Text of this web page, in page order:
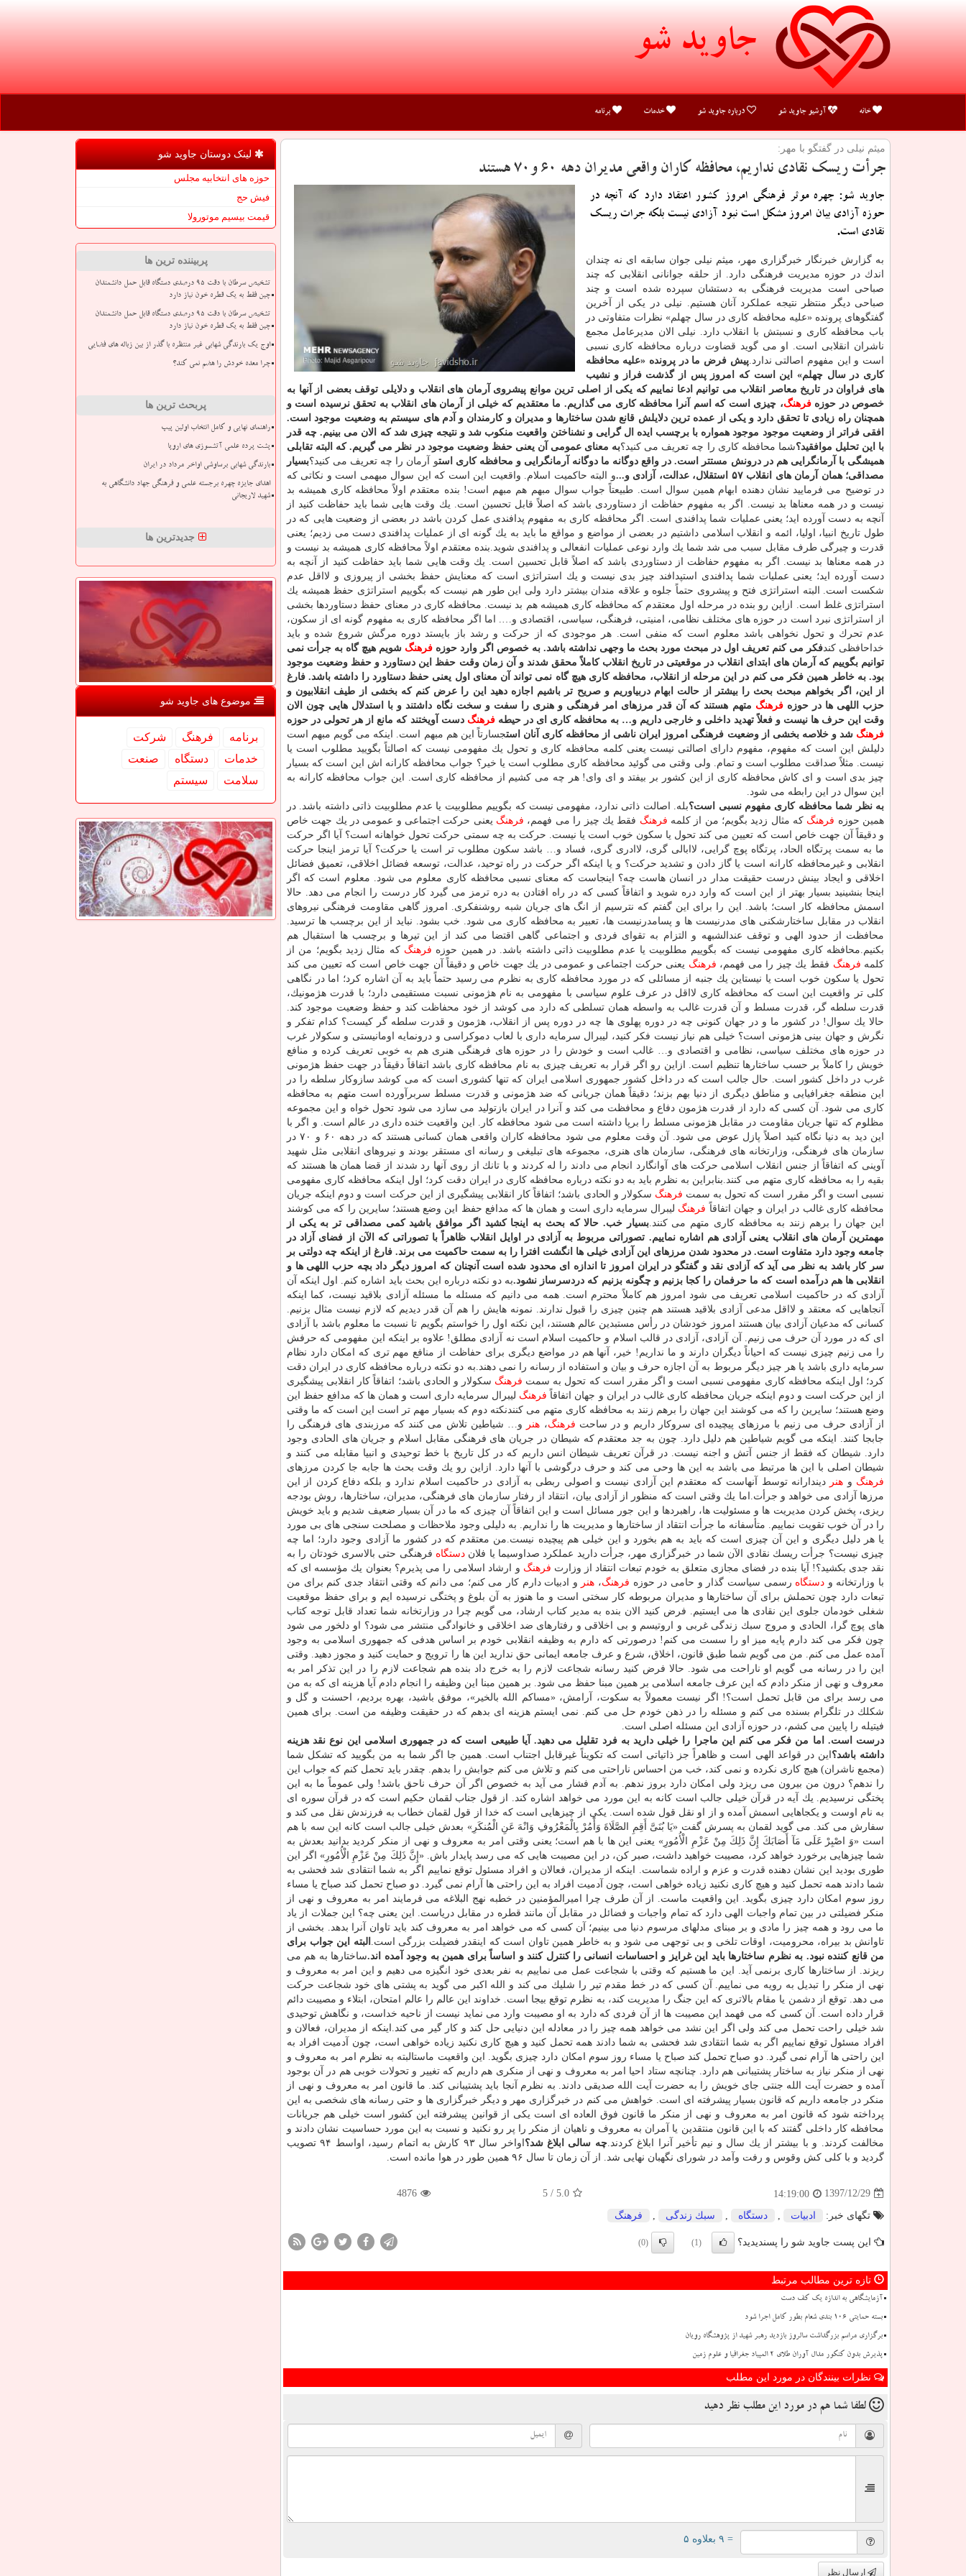
جاوید شو
خانه آرشیو جاوید شو درباره جاوید شو خدمات برنامه
میثم نیلی در گفتگو با مهر:
جرأت ریسك نقادی نداریم، محافظه كاران واقعی مدیران دهه ۶۰ و۷۰ هستند
جاوید شو: چهره موثر فرهنگی امروز كشور اعتقاد دارد كه آنچه در
حوزه آزادی بیان امروز مشكل است نبود آزادی نیست بلكه جرات ریسك
نقادی است.
به گزارش خبرنگار خبرگزاری مهر، میثم نیلی جوان سابقه ای نه چندان
اندك در حوزه مدیریت فرهنگی دارد. از حلقه جوانانی انقلابی كه چند
صباحی است مدیریت فرهنگی به دستشان سپرده شده است و چند
صباحی دیگر منتظر نتیجه عملكرد آنان هستیم. نیلی در یكی از آخرین
گفتگوهای پرونده «علیه محافظه كاری در سال چهلم» نظرات متفاوتی در
باب محافظه كاری و نسبتش با انقلاب دارد. نیلی الان مدیرعامل مجمع
ناشران انقلابی است. او می گوید قضاوت درباره محافظه كاری نسبی
است و این مفهوم اصالتی ندارد.پیش فرض ما در پرونده «علیه محافظه
كاری در سال چهلم» این است كه امروز پس از گذشت فراز و نشیب
های فراوان در تاریخ معاصر انقلاب می توانیم ادعا نماییم كه یكی از اصلی ترین موانع پیشروی آرمان های انقلاب و دلایلی توقف بعضی از آنها به
خصوص در حوزهفرهنگ، چیزی است كه اسم آنرا محافظه كاری می گذاریم. ما معتقدیم كه خیلی از آرمان های انقلاب به تحقق نرسیده است و
همچنان راه زیادی تا تحقق دارد و یكی از عمده ترین دلایلش قانع شدن ساختارها و مدیران و كارمندان و آدم های سیستم به وضعیت موجود است.
افقی فراتر از وضعیت موجود موجود همواره با برچسب ایده ال گرایی و نشناختن واقعیت منكوب شد و نتیجه چیزی شد كه الان می بینیم. چه قدر
با این تحلیل موافقید؟شما محافظه كاری را چه تعریف می كنید؟به معنای عمومی آن یعنی حفظ وضعیت موجود در نظر می گیریم. كه البته تقابلی
همیشگی با آرمانگرایی هم در درونش مستتر است. در واقع دوگانه ما دوگانه آرمانگرایی و محافظه كاری استو آرمان را چه تعریف می كنید؟بسیار
مصداقی؛ همان آرمان های انقلاب ۵۷ استقلال، عدالت، آزادی و...
و البته حاكمیت اسلام. واقعیت این است كه این سوال مبهمی است و نكاتی كه
در توضیح می فرمایید نشان دهنده ابهام همین سوال است. طبیعتاً جواب سوال مبهم هم مبهم است! بنده معتقدم اولاً محافظه كاری همیشه بد
نیست و در همه معناها بد نیست. اگر به مفهوم حفاظت از دستاوردی باشد كه اصلاً قابل تحسین است. یك وقت هایی شما باید حفاظت كنید از
آنچه به دست آورده اید؛ یعنی عملیات شما پدافندی است. اگر محافظه كاری به مفهوم پدافندی عمل كردن باشد در بعضی از وضعیت هایی كه در
طول تاریخ انبیا، اولیا، ائمه و انقلاب اسلامی داشتیم در بعضی از مواضع و مواقع ما باید به یك گونه ای از عملیات پدافندی دست می زدیم؛ یعنی
قدرت و چیرگی طرف مقابل سبب می شد شما یك وارد نوعی عملیات انفعالی و پدافندی شوید.بنده معتقدم اولاً محافظه كاری همیشه بد نیست و
در همه معناها بد نیست. اگر به مفهوم حفاظت از دستاوردی باشد كه اصلاً قابل تحسین است. یك وقت هایی شما باید حفاظت كنید از آنچه به
دست آورده اید؛ یعنی عملیات شما پدافندی استپدافند چیز بدی نیست و یك استراتژی است كه معنایش حفظ بخشی از پیروزی و لااقل عدم
شكست است. البته استراتژی فتح و پیشروی حتماً جلوه و علاقه مندان بیشتر دارد ولی این طور هم نیست كه بگوییم استراتژی حفظ همیشه یك
استراتژی غلط است. ازاین رو بنده در مرحله اول معتقدم كه محافظه كاری همیشه هم بد نیست. محافظه كاری در معنای حفظ دستاوردها بخشی
از استراتژی نبرد است در حوزه های مختلف نظامی، امنیتی، فرهنگی، سیاسی، اقتصادی و…. اما اگر محافظه كاری به مفهوم گونه ای از سكون،
عدم تحرك و تحول نخواهی باشد معلوم است كه منفی است. هر موجودی كه از حركت و رشد باز بایستد دوره مرگش شروع شده و باید
خداحافظی كندفكر می كنم تعریف اول در مبحث مورد بحث ما وجهی نداشته باشد. به خصوص اگر وارد حوزه فرهنگ شویم هیچ گاه به جرأت نمی
توانیم بگوییم كه آرمان های ابتدای انقلاب در موقعیتی در تاریخ انقلاب كاملاً محقق شدند و آن زمان وقت حفظ این دستاورد و حفظ وضعیت موجود
بود. به خاطر همین فكر می كنم در این مرحله از انقلاب، محافظه كاری هیچ گاه نمی تواند آن معنای اول یعنی حفظ دستاورد را داشته باشد. فارغ
از این، اگر بخواهم مبحث بحث را بیشتر از حالت ابهام دربیاوریم و صریح تر باشیم اجازه دهید این را عرض كنم كه بخشی از طیف انقلابیون و
حزب اللهی ها در حوزهفرهنگ متهم هستند كه آن قدر مرزهای امر فرهنگی و هنری را سفت و سخت نگاه داشتند و با استدلال هایی چون الان
وقت این حرف ها نیست و فعلاً تهدید داخلی و خارجی داریم و… به محافظه كاری ای در حیطهفرهنگ دست آویختند كه مانع از هر تحولی در حوزه
فرهنگ شد و خلاصه بخشی از وضعیت فرهنگی امروز ایران ناشی از محافظه كاری آنان استجسارتاً این هم مبهم است. اینكه می گویم مبهم است
دلیلش این است كه مفهوم، مفهوم دارای اصالتی نیست یعنی كلمه محافظه كاری و تحول یك مفهومی نیست كه اصالتاً بگویید مطلوب است یا
نیست. مثلاً صداقت مطلوب است و تمام. ولی وقتی می گوئید محافظه كاری مطلوب است یا خیر؟ جواب محافظه‎ كارانه اش این است كه بسیار
چیز بدی است و ای كاش محافظه كاری از این كشور بر بیفتد و ای وای! هر چه می كشیم از محافظه كاری است. این جواب محافظه كارانه به
این سوال در این رابطه می شود.
به نظر شما محافظه كاری مفهوم نسبی است؟بله. اصالت ذاتی ندارد، مفهومی نیست كه بگوییم مطلوبیت یا عدم مطلوبیت ذاتی داشته باشد. در
همین حوزه فرهنگ كه مثال زدید بگویم؛ من از كلمه فرهنگ فقط یك چیز را می فهمم، فرهنگ یعنی حركت اجتماعی و عمومی در یك جهت خاص
و دقیقاً آن جهت خاص است كه تعیین می كند تحول یا سكون خوب است یا نیست. حركت به چه سمتی حركت تحول خواهانه است؟ آیا اگر حركت
ما به سمت پرتگاه الحاد، پرتگاه پوچ گرایی، لاابالی گری، لاادری گری، فساد و… باشد سكون مطلوب تر است یا حركت؟ آیا ترمز اینجا حركت
انقلابی و غیرمحافظه كارانه است یا گاز دادن و تشدید حركت؟ و یا اینكه اگر حركت در راه توحید، عدالت، توسعه فضائل اخلاقی، تعمیق فضائل
اخلاقی و ایجاد بینش درست حقیقت مدار در انسان هاست چه؟ اینجاست كه معنای نسبی محافظه كاری معلوم می شود. معلوم است كه اگر
اینجا بنشینید بسیار بهتر از این است كه وارد دره شوید و اتفاقاً كسی كه در راه افتادن به دره ترمز می گیرد كار درست را انجام می دهد. حالا
اسمش محافظه كار است؛ باشد. این را برای این گفتم كه نترسیم از انگ های جریان شبه روشنفكری. امروز گاهی مقاومت فرهنگی نیروهای
انقلاب در مقابل ساختارشكنی های مدرنیست ها و پسامدرنیست ها، تعبیر به محافظه كاری می شود. خب بشود. نباید از این برچسب ها ترسید.
محافظت از حدود الهی و توقف عندالشبهه و التزام به تقوای فردی و اجتماعی گاهی اقتضا می كند از این تیرها و برچسب ها استقبال هم
بكنیم.محافظه كاری مفهومی نیست كه بگوییم مطلوبیت یا عدم مطلوبیت ذاتی داشته باشد. در همین حوزه فرهنگ كه مثال زدید بگویم؛ من از
كلمه فرهنگ فقط یك چیز را می فهمم، فرهنگ یعنی حركت اجتماعی و عمومی در یك جهت خاص و دقیقاً آن جهت خاص است كه تعیین می كند
تحول یا سكون خوب است یا نیستاین یك جنبه از مسائلی كه در مورد محافظه كاری به نظرم می رسید حتماً باید به آن اشاره كرد؛ اما در نگاهی
كلی تر واقعیت این است كه محافظه كاری لااقل در عرف علوم سیاسی با مفهومی به نام هژمونی نسبت مستقیمی دارد؛ با قدرت هژمونیك،
قدرت سلطه گر، قدرت مسلط و آن قدرت غالب به واسطه همان تسلطی كه دارد می كوشد از خود محفاظت كند و حفظ وضعیت موجود كند.
حالا یك سوال! در كشور ما و در جهان كنونی چه در دوره پهلوی ها چه در دوره پس از انقلاب، هژمون و قدرت سلطه گر كیست؟ كدام تفكر و
نگرش و جهان بینی هژمونی است؟ خیلی هم نیاز نیست فكر كنید، لیبرال سرمایه داری با لعاب دموكراسی و درونمایه اومانیستی و سكولار غرب
در حوزه های مختلف سیاسی، نظامی و اقتصادی و… غالب است و خودش را در حوزه های فرهنگی هنری هم به خوبی تعریف كرده و منافع
خویش را كاملاً بر حسب ساختارها تنظیم است. ازاین رو اگر قرار به تعریف چیزی به نام محافظه كاری باشد اتفاقاً دقیقاً در جهت حفظ هژمونی
غرب در داخل كشور است. حال جالب است كه در داخل كشور جمهوری اسلامی ایران كه تنها كشوری است كه می كوشد سازوكار سلطه را در
این منطقه جغرافیایی و مناطق دیگری از دنیا بهم بزند؛ دقیقاً همان جریانی كه ضد هژمونی و قدرت مسلط سربرآورده است متهم به محافظه
كاری می شود. آن كسی كه دارد از قدرت هژمون دفاع و محافظت می كند و آنرا در ایران بازتولید می سازد می شود تحول خواه و این مجموعه
مظلوم كه تنها جریان مقاومت در مقابل هژمونی مسلط را برپا داشته است می شود محافظه كار. این واقعیت خنده داری در عالم است. و اگر با
این دید به دنیا نگاه كنید اصلاً پازل عوض می شود. آن وقت معلوم می شود محافظه كاران واقعی همان كسانی هستند كه در دهه ۶۰ و ۷۰ در
سازمان های فرهنگی، وزارتخانه های فرهنگی، سازمان های هنری، مجموعه های تبلیغی و رسانه ای مستقر بودند و نیروهای انقلابی مثل شهید
آوینی كه اتفاقاً از جنس انقلاب اسلامی حركت های آوانگارد انجام می دادند را له كردند و با تانك از روی آنها رد شدند از قضا همان ها هستند كه
بقیه را به محافظه كاری متهم می كنند.بنابراین به نظرم باید به دو نكته درباره محافظه كاری در ایران دقت كرد؛ اول اینكه محافظه كاری مفهومی
نسبی است و اگر مقرر است كه تحول به سمت فرهنگ سكولار و الحادی باشد؛ اتفاقاً كار انقلابی پیشگیری از این حركت است و دوم اینكه جریان
محافظه كاری غالب در ایران و جهان اتفاقاً فرهنگ لیبرال سرمایه داری است و همان ها كه مدافع حفظ این وضع هستند؛ سایرین را كه می كوشند
این جهان را برهم زنند به محافظه كاری متهم می كنند.بسیار خب. حالا كه بحث به اینجا كشید اگر موافق باشید كمی مصداقی تر به یكی از
مهمترین آرمان های انقلاب یعنی آزادی هم اشاره نماییم. تصوراتی مربوط به آزادی در اوایل انقلاب ظاهراً با تصوراتی كه الآن از فضای آزاد در
جامعه وجود دارد متفاوت است. در محدود شدن مرزهای این آزادی خیلی ها انگشت افترا را به سمت حاكمیت می برند. فارغ از اینكه چه دولتی بر
سر كار باشد به نظر می آید كه آزادی نقد و گفتگو در ایران امروز تا اندازه ای محدود شده است آنچنان كه امروز دیگر داد بچه حزب اللهی ها و
انقلابی ها هم درآمده است كه ما حرفمان را كجا بزنیم و چگونه بزنیم كه دردسرساز نشود.به دو نكته درباره این بحث باید اشاره كنم. اول اینكه آن
آزادی كه در حاكمیت اسلامی تعریف می شود امروز هم كاملاً محترم است. همه می دانیم كه مسئله ما مسئله آزادی بلاقید نیست، كما اینكه
آنجاهایی كه معتقد و لااقل مدعی آزادی بلاقید هستند هم چنین چیزی را قبول ندارند. نمونه هایش را هم آن قدر دیدیم كه لازم نیست مثال بزنیم.
كسانی كه مدعیان آزادی بیان هستند امروز خودشان در رأس مستبدین عالم هستند، این نكته اول را خواستم بگویم تا نسبت ما معلوم باشد با آزادی
ای كه در مورد آن حرف می زنیم. آن آزادی، آزادی در قالب اسلام و حاكمیت اسلام است نه آزادی مطلق! علاوه بر اینكه این مفهومی كه حرفش
را می زنیم چیزی نیست كه احیاناً دیگران دارند و ما نداریم! خیر، آنها هم در مواضع دیگری برای حفاظت از منافع مهم تری كه امكان دارد نظام
سرمایه داری باشد یا هر چیز دیگر مربوط به آن اجازه حرف و بیان و استفاده از رسانه را نمی دهند.به دو نكته درباره محافظه كاری در ایران دقت
كرد؛ اول اینكه محافظه كاری مفهومی نسبی است و اگر مقرر است كه تحول به سمت فرهنگ سكولار و الحادی باشد؛ اتفاقاً كار انقلابی پیشگیری
از این حركت است و دوم اینكه جریان محافظه كاری غالب در ایران و جهان اتفاقاً فرهنگ لیبرال سرمایه داری است و همان ها كه مدافع حفظ این
وضع هستند؛ سایرین را كه می كوشند این جهان را برهم زنند به محافظه كاری متهم می كنندنكته دوم كه بسیار مهم تر است این است كه ما وقتی
از آزادی حرف می زنیم با مرزهای پیچیده ای سروكار داریم و در ساحت فرهنگ، هنر
و… شیاطین تلاش می كنند كه مرزبندی های فرهنگی را
جابجا كنند. اینكه می گویم شیاطین هم دلیل دارد. چون به جد معتقدم كه شیطان در جریان های فرهنگی مقابل اسلام و جریان های الحادی وجود
دارد. شیطان كه فقط از جنس آتش و اجنه نیست. در قرآن تعریف شیطان انس داریم كه در كل تاریخ با خط توحیدی و انبیا مقابله می كنند و
شیطان اصلی با این ها مرتبط می باشد به این ها وحی می كند و حرف درگوشی با آنها دارد. ازاین رو یك وقت بحث ها جابه جا كردن مرزهای
فرهنگ و هنر دیندارانه توسط آنهاست كه معتقدم این آزادی نیست و اصولی ربطی به آزادی در حاكمیت اسلام ندارد و بلكه دفاع كردن از این
مرزها آزادی می خواهد و جرأت.اما یك وقتی است كه منظور از آزادی بیان، انتقاد از رفتار سازمان های فرهنگی، مدیران، ساختارها، روش بودجه
ریزی، پخش كردن مدیریت ها و مسئولیت ها، راهبردها و این جور مسائل است و این اتفاقاً آن چیزی كه ما در آن بسیار ضعیف شدیم و باید خویش
را در آن خوب تقویت نماییم. متأسفانه ما جرأت انتقاد از ساختارها و مدیریت ها را نداریم. به دلیلی وجود ملاحظات و مصلحت سنجی های بی مورد
یا هر دلیل دیگری و این آن چیزی است كه باید به هم بخورد و این خیلی هم پیچیده نیست.من معتقدم كه در كشور ما آزادی وجود دارد؛ اما چه
چیزی نیست؟ جرأت ریسك نقادی الآن شما در خبرگزاری مهر، جرأت دارید عملكرد صداوسیما یا فلاندستگاه فرهنگی حتی بالاسری خودتان را به
نقد جدی بكشید؟! آیا بنده در فضای مجازی متعلق به خودم تبعات انتقاد از وزارت فرهنگ و ارشاد اسلامی را می پذیرم؟ بعنوان یك مؤسسه ای كه
با وزارتخانه و دستگاه رسمی سیاست گذار و حامی در حوزه فرهنگ، هنر و ادبیات دارم كار می كنم؛ می دانم كه وقتی انتقاد جدی كنم برای من
تبعات دارد چون تحملش برای آن ساختارها و مدیران مربوطه كار سختی است و ما هنوز به آن بلوغ و پختگی نرسیده ایم و برای حفظ موقعیت
شغلی خودمان جلوی این نقادی ها می ایستیم. فرض كنید الان بنده به مدیر كتاب ارشاد، می گویم چرا در وزارتخانه شما تعداد قابل توجه كتاب
های پوچ گرا، الحادی و مروج سبك زندگی غربی و اروتیسم و بی اخلاقی و رفتارهای ضد اخلاقی و خانوادگی منتشر می شود؟ او دلخور می شود
چون فكر می كند دارم پایه میز او را سست می كنم! درصورتی كه دارم به وظیفه انقلابی خودم بر اساس هدفی كه جمهوری اسلامی به وجود
آمده عمل می كنم. من می گویم شما طبق قانون، اخلاق، شرع و عرف جامعه ایمانی حق ندارید این ها را ترویج و حمایت كنید و مجوز دهید. وقتی
این را در رسانه می گویم او ناراحت می شود. حالا فرض كنید رسانه شجاعت لازم را به خرج داد بنده هم شجاعت لازم را در این تذكر امر به
معروف و نهی از منكر دادم كه این عرف جامعه اسلامی بر همین مبنا حفظ می شود. بر همین مبنا این وظیفه را انجام دادم آیا هزینه ای كه به من
می رسد برای من قابل تحمل است؟! اگر نیست معمولاً به سكوت، آرامش، «مساكم الله بالخیر»، موفق باشید، بهره بردیم، احسنت و گل و
شكلك در تلگرام بسنده می كنم و مسئله را در ذهن خودم حل می كنم. نمی ایستم هزینه ای بدهم كه در حقیقت وظیفه من است. برای همین
فیتیله را پایین می كشم، در حوزه آزادی این مسئله اصلی است.
درست است. اما من فكر می كنم این ماجرا را خیلی دارید به فرد تقلیل می دهید. آیا طبیعی است كه در جمهوری اسلامی این نوع نقد هزینه
داشته باشد؟ این در قواعد الهی است و ظاهراً جز ذاتیاتی است كه تكویناً غیرقابل اجتناب است. همین جا اگر شما به من بگویید كه تشكل شما
(مجمع ناشران) هیچ كاری نكرده و نمی كند، خب من احساس ناراحتی می كنم و تلاش می كنم جوابش را بدهم. چقدر باید تحمل كنم كه جواب این
را ندهم؟ درون من بیرون می ریزد ولی امكان دارد بروز ندهم. به آدم فشار می آید به خصوص اگر آن حرف ناحق باشد! ولی عموماً ما به این
پختگی نرسیدیم. یك آیه در قرآن خیلی جالب است كانه به این مورد می خواهد اشاره كند. از قول جناب لقمان حكیم است كه در قرآن سوره ای
به نام اوست و یكجاهایی اسمش آمده و از او نقل قول شده است. یكی از چیزهایی است كه خدا از قول لقمان خطاب به فرزندش نقل می كند و
سفارش می كند. می گوید لقمان به پسرش گفت «یَا بُنَیَّ أَقِمِ الصَّلَاةَ وَأْمُرْ بِالْمَعْرُوفِ وَانْهَ عَنِ الْمُنكَرِ» بعدش خیلی جالب است كانه این سه با هم
است «وَ اصْبِرْ عَلَی مَآ أَصَابَكَ إِنَّ ذَلِكَ مِنْ عَزْمِ الْأُمُورِ» یعنی این ها با هم است؛ یعنی وقتی امر به معروف و نهی از منكر كردید بدانید بعدش به
شما چیزهایی برخورد خواهد كرد، مصیبت خواهید داشت، صبر كن، در این مصیبت هایی كه می رسد پایدار باش. «إِنَّ ذَلِكَ مِنْ عَزْمِ الْأُمُورِ» اگر این
طوری بودید این نشان دهنده قدرت و عزم و اراده شماست. اینكه از مدیران، فعالان و افراد مسئول توقع نماییم اگر به شما انتقادی شد فحشی به
شما دادند همه تحمل كنید و هیچ كاری نكنید زیاده خواهی است، چون آدمیت افراد به این راحتی ها آرام نمی گیرد. دو صباح تحمل كند صباح یا مساء
روز سوم امكان دارد چیزی بگوید. این واقعیت ماست. از آن طرف چرا امیرالمؤمنین در خطبه نهج البلاغه می فرمایند امر به معروف و نهی از
منكر فضیلتی در بین تمام واجبات الهی دارد كه تمام واجبات و فضائل در مقابل آن مانند قطره در مقابل دریاست. این یعنی چه؟ این جملات از یاد
ما می رود و همه چیز را مادی و بر مبنای مدلهای مرسوم دنیا می بینیم؛ آن كسی كه می خواهد امر به معروف كند باید تاوان آنرا بدهد. بخشی از
تاوانش بد بیراه، محرومیت، اوقات تلخی و بی توجهی می شود و به خاطر همین تاوان است كه اینقدر فضیلت بزرگی است. البته این جواب برای
من قانع كننده نبود. به نظرم ساختارها باید این‎ غرایز و احساسات انسانی را كنترل كنند و اساساً برای همین به وجود آمده اند.
ساختارها به هم می
ریزند. از ساختارها كاری برنمی آید. این ما هستیم كه وقتی با شجاعت عمل می نماییم به نفر بعدی خود انگیزه می دهیم و این امر به معروف و
نهی از منكر را تبدیل به رویه می نماییم. آن كسی كه در خط مقدم تیر را شلیك می كند و الله اكبر می گوید به پشتی های خود شجاعت حركت
می دهد. توقع از دشمن یا مقام بالاتری كه این جنگ را مدیریت كند، به نظرم توقع بیجا است. خداوند این عالم را عالم امتحان، ابتلاء و مصیبت دائم
قرار داده است. آن كسی كه می فهمد این مصیبت ها از آن فردی كه دارد به او مصیبت وارد می نماید نیست از ناحیه خداست، و نگاهش توحیدی
شد خیلی راحت تحمل می كند ولی اگر این نشد می خواهد همه چیز را در معادله این دنیایی حل كند و كار گیر می كند.اینكه از مدیران، فعالان و
افراد مسئول توقع نماییم اگر به شما انتقادی شد فحشی به شما دادند همه تحمل كنید و هیچ كاری نكنید زیاده خواهی است، چون آدمیت افراد به
این راحتی ها آرام نمی گیرد. دو صباح تحمل كند صباح یا مساء روز سوم امكان دارد چیزی بگوید. این واقعیت ماستالبته به نظرم امر به معروف و
نهی از منكر نیاز به ساختار پشتیبانی هم دارد. چنانچه ستاد احیا امر به معروف و نهی از منكری هم داریم كه تغییر و تحولات خوبی هم در آن بوجود
آمده و حضرت آیت الله جنتی جای خویش را به حضرت آیت الله صدیقی دادند. به نظرم آنجا باید پشتیبانی كند. ما قانون امر به معروف و نهی از
منكر در جامعه داریم كه قانون بسیار پیشرفته ای است. خواهش می كنم در خبرگزاری مهر و دیگر خبرگزاری ها و حتی رسانه های شخصی به این
پرداخته شود كه قانون امر به معروف و نهی از منكر ما قانون فوق العاده ای است یكی از قوانین پیشرفته این كشور است خیلی هم جریانات
محافظه كار داخلی گفتند كه با این قانون منتقدین یا آمران به معروف و ناهیان از منكر را پر رو نكنید و نسبت به این مورد حساسیت نشان دادند و
مخالفت كردند. و با بیشتر از یك سال و نیم تأخیر آنرا ابلاغ كردند.چه سالی ابلاغ شد؟
اواخر سال ۹۳ كارش به اتمام رسید، اواسط ۹۴ تصویب
گردید و با كلی كش وقوس و رفت وآمد در شورای نگهبان نهایی شد. از آن زمان تا سال ۹۶ همین طور در هوا مانده است.
1397/12/29
14:19:00
5.0
/ 5
4876
تگهای خبر: ادبیات دستگاه سبك زندگی فرهنگ
این پست جاوید شو را پسندیدید؟ (1)
(0)
تازه ترین مطالب مرتبط
آزمایشگاهی به اندازه یک کف دست
بسته حمایتی ۱۰۶ بندی شعام بطور کامل اجرا شود
برگزاری مراسم بزرگداشت سالروز بازدید رهبر شهید از پژوهشگاه رویان
پذیرش بدون کنکور مدال آوران طلای ۲ المپیاد جغرافیا و علوم زمین
نظرات بینندگان در مورد این مطلب
لطفا شما هم در مورد این مطلب نظر دهید
= ۹ بعلاوه ۵
ارسال نظر
لینک دوستان جاوید شو
حوزه های انتخابیه مجلس
فیش حج
قیمت بیسیم موتورولا
پربیننده ترین ها
تشخیص سرطان با دقت ۹۵ درصدی دستگاه قابل حمل دانشمندان
چین فقط به یک قطره خون نیاز دارد
تشخیص سرطان با دقت ۹۵ درصدی دستگاه قابل حمل دانشمندان
چین فقط به یک قطره خون نیاز دارد
اوج یک بارندگی شهابی غیر منتظره با گذر از بین زباله های فضایی
چرا معده خودش را هضم نمی کند؟
پربحث ترین ها
راهنمای نهایی و کامل انتخاب اولین پیپ
پشت پرده علمی آتشسوزی های اروپا
بارندگی شهابی برساوشی اواخر مرداد در ایران
اهدای جایزه چهره برجسته علمی و فرهنگی جهاد دانشگاهی به
شهید لاریجانی
جدیدترین ها
موضوع های جاوید شو
برنامه فرهنگ
شركت
خدمات
دستگاه
صنعت
سلامت
سیستم